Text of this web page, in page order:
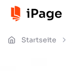
Startseite